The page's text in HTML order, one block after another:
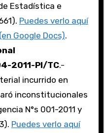
Estadística e
Puedes verlo aquí
Google Docs).
2011-PI/TC.-
incurrido en
inconstitucionales
N°s 001-2011 y
Puedes verlo aquí